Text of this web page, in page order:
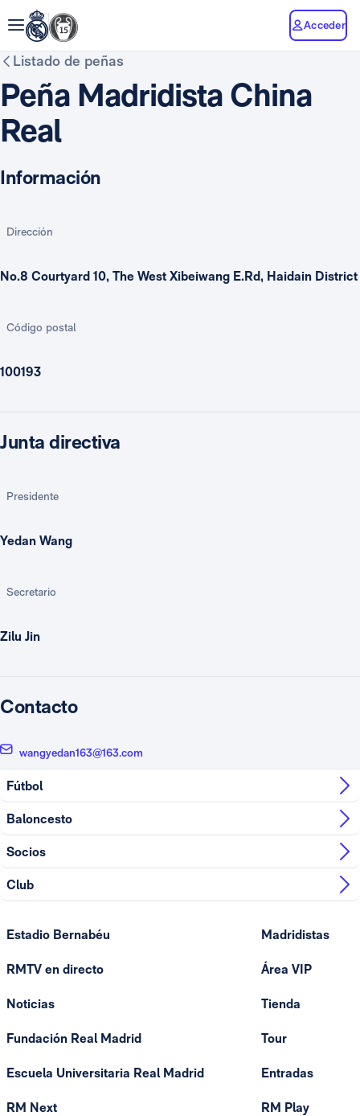
Acceder
Listado de peñas
Peña Madridista China
Real
Información
Dirección
No.8 Courtyard 10, The West Xibeiwang E.Rd, Haidain District
Código postal
100193
Junta directiva
Presidente
Yedan Wang
Secretario
Zilu Jin
Contacto
wangyedan163@163.com
Fútbol
Baloncesto
Socios
Club
Estadio Bernabéu
RMTV en directo
Noticias
Fundación Real Madrid
Escuela Universitaria Real Madrid
RM Next
Madridistas
Área VIP
Tienda
Tour
Entradas
RM Play